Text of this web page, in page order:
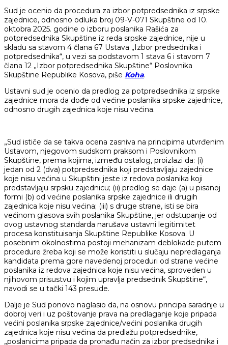
Sud je ocenio da procedura za izbor potpredsednika iz srpske
zajednice, odnosno odluka broj 09-V-071 Skupštine od 10.
oktobra 2025. godine o izboru poslanika Rašića za
potpredsednika Skupštine iz reda srpske zajednice, nije u
skladu sa stavom 4 člana 67 Ustava „Izbor predsednika i
potpredsednika“, u vezi sa podstavom 1 stava 6 i stavom 7
člana 12 „Izbor potpredsednika Skupštine“ Poslovnika
Skupštine Republike Kosova, piše Koha.
Ustavni sud je ocenio da predlog za potpredsednika iz srpske
zajednice mora da dođe od većine poslanika srpske zajednice,
odnosno drugih zajednica koje nisu većina.
„Sud ističe da se takva ocena zasniva na principima utvrđenim
Ustavom, njegovom sudskom praksom i Poslovnikom
Skupštine, prema kojima, između ostalog, proizlazi da: (i)
jedan od 2 (dva) potpredsednika koji predstavljaju zajednice
koje nisu većina u Skupštini jeste iz redova poslanika koji
predstavljaju srpsku zajednicu; (ii) predlog se daje (a) u pisanoj
formi (b) od većine poslanika srpske zajednice ili drugih
zajednica koje nisu većina; (iii) s druge strane, isti se bira
većinom glasova svih poslanika Skupštine, jer odstupanje od
ovog ustavnog standarda narušava ustavni legitimitet
procesa konstituisanja Skupštine Republike Kosova. U
posebnim okolnostima postoji mehanizam deblokade putem
procedure žreba koji se može koristiti u slučaju nepredlaganja
kandidata prema gore navedenoj proceduri od strane većine
poslanika iz redova zajednica koje nisu većina, sproveden u
njihovom prisustvu i kojim upravlja predsednik Skupštine“,
navodi se u tački 143 presude.
Dalje je Sud ponovo naglasio da, na osnovu principa saradnje u
dobroj veri i uz poštovanje prava na predlaganje koje pripada
većini poslanika srpske zajednice/većini poslanika drugih
zajednica koje nisu većina da predlažu potpredsednike,
„poslanicima pripada da pronađu način za izbor predsednika i